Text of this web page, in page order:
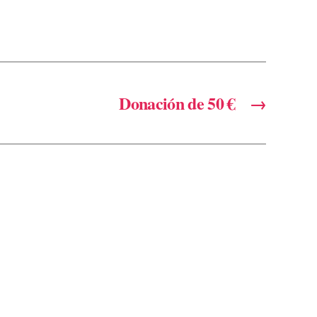
→
Donación de 50 €